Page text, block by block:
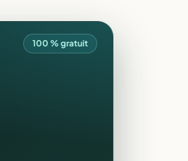
100 % gratuit